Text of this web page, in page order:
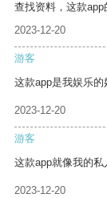
查找资料，这款app
2023-12-20
游客
这款app是我娱乐的
2023-12-20
游客
这款app就像我的私
2023-12-20